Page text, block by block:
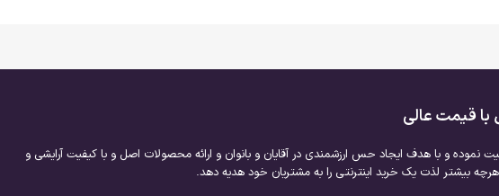
با قیمت عالی
نموده و با هدف ایجاد حس ارزشمندی در آقایان و بانوان و ارائه محصولات اصل و با کیفیت آرایشی و
بیشتر لذت یک خرید اینترنتی را به مشتریان خود هدیه دهد.